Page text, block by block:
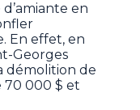
en
En effet, en
Georges
démolition de
70 000 $ et